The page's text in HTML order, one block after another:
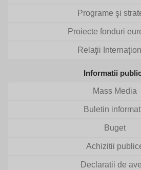
Programe şi
Proiecte fonduri
Relaţii
Informatii
Mass Media
Buletin
Buget
Achizitii
Declaratii de